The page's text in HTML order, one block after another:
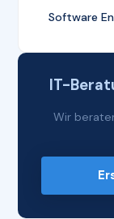
Software
IT-
Wir